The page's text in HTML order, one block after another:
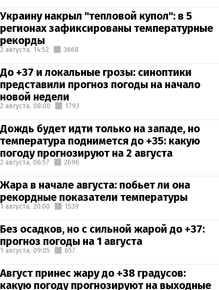
Украину накрыл "тепловой купол": в 5
регионах зафиксированы температурные
рекорды
2 августа, 14:52 3668
До +37 и локальные грозы: синоптики
представили прогноз погоды на начало
новой недели
2 августа, 08:00 1793
Дождь будет идти только на западе, но
температура поднимется до +35: какую
погоду прогнозируют на 2 августа
2 августа, 06:57 2696
Жара в начале августа: побьет ли она
рекордные показатели температуры
1 августа, 20:00 1539
Без осадков, но с сильной жарой до +37:
прогноз погоды на 1 августа
1 августа, 09:05 657
Август принес жару до +38 градусов:
какую погоду прогнозируют на выходные